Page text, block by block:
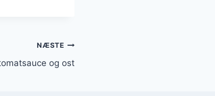
NÆSTE
og ost